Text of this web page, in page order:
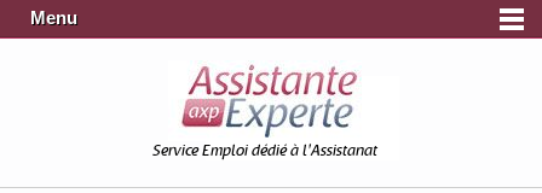
Menu
Service Emploi dédié à l'Assistanat